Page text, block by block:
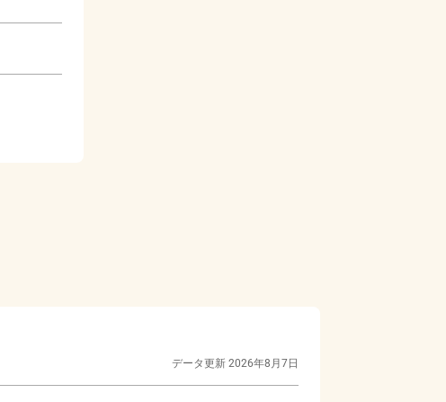
データ更新 2026年8月7日